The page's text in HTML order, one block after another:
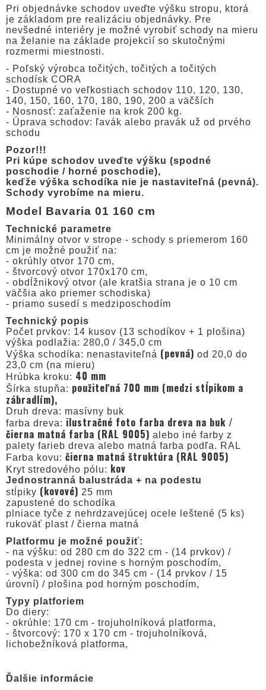
Pri objednávke schodov uveďte výšku stropu, ktorá
je základom pre realizáciu objednávky. Pre
nevšedné interiéry je možné vyrobiť schody na mieru
na želanie na základe projekcií so skutočnými
rozmermi miestnosti.
- Poľský výrobca točitých, točitých a točitých
schodísk CORA
- Dostupné vo veľkostiach schodov 110, 120, 130,
140, 150, 160, 170, 180, 190, 200 a väčších
- Nosnosť: zaťaženie na krok 200 kg.
- Úprava schodov: ľavák alebo pravák už od prvého
schodu
Pozor!!!
Pri kúpe schodov uveďte výšku (spodné
poschodie / horné poschodie),
keďže výška schodíka nie je nastaviteľná (pevná).
Schody vyrobíme na mieru.
Model Bavaria 01 160 cm
Technické parametre
Minimálny otvor v strope - schody s priemerom 160
cm je možné použiť na:
- okrúhly otvor 170 cm,
- štvorcový otvor 170x170 cm,
- obdĺžnikový otvor (ale kratšia strana je o 10 cm
väčšia ako priemer schodiska)
- priamo susedí s medziposchodím
Technický popis
Počet prvkov: 14 kusov (13 schodíkov + 1 plošina)
výška podlažia: 280,0 / 345,0 cm
Výška schodíka: nenastaviteľná (pevná) od 20,0 do
23,0 cm (na mieru)
Hrúbka kroku: 40 mm
Šírka stupňa: použiteľná 700 mm (medzi stĺpikom a
zábradlím),
Druh dreva: masívny buk
farba dreva: ilustračné foto farba dreva na buk /
čierna matná farba (RAL 9005) alebo iné farby z
palety farieb dreva alebo matná farba podľa. RAL
Farba kovu: čierna matná štruktúra (RAL 9005)
Kryt stredového pólu: kov
Jednostranná balustráda + na podestu
stĺpiky (kovové) 25 mm
zapustené do schodíka
plniace tyče z nehrdzavejúcej ocele leštené (5 ks)
rukoväť plast / čierna matná
Platformu je možné použiť:
- na výšku: od 280 cm do 322 cm - (14 prvkov) /
podesta v jednej rovine s horným poschodím,
- výška: od 300 cm do 345 cm - (14 prvkov / 15
úrovní) / plošina pod horným poschodím,
Typy platforiem
Do diery:
- okrúhle: 170 cm - trojuholníková platforma,
- štvorcový: 170 x 170 cm - trojuholníková,
lichobežníková platforma,
Ďalšie informácie